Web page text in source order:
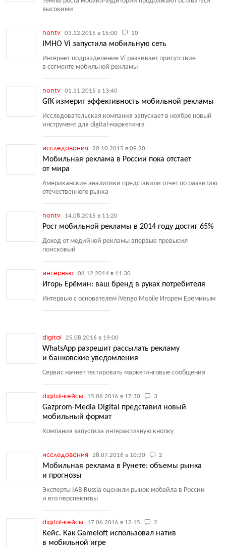
высокими
nontv 03.12.2015 в 15:00 10
IMHO Vi запустила мобильную сеть
Интернет-подразделение Vi развивает присутствие
в сегменте мобильной рекламы
nontv 01.11.2015 в 13:40
GfK измерит эффективность мобильной рекламы
Исследовательская компания запускает в ноябре новый
инструмент для digital-маркетинга
исследования 20.10.2015 в 09:20
Мобильная реклама в России пока отстает
от мира
Американские аналитики представили отчет по развитию
отечественного рынка
nontv 14.08.2015 в 11:20
Рост мобильной рекламы в 2014 году достиг 65%
Доход от медийной рекламы впервые превысил
поисковый
интервью 08.12.2014 в 11:30
Игорь Ерёмин: ваш бренд в руках потребителя
Интервью с основателем iVengo Mobile Игорем Ерёминым
digital 25.08.2016 в 19:00
WhatsApp разрешит рассылать рекламу
и банковские уведомления
Сервис начнет тестировать маркетинговые сообщения
digital-кейсы 15.08.2016 в 17:30 3
Gazprom-Media Digital представил новый
мобильный формат
Компания запустила интерактивную кнопку
исследования 28.07.2016 в 10:30 2
Мобильная реклама в Рунете: объемы рынка
и прогнозы
Эксперты IAB Russia оценили рынок мобайла в России
и его перспективы
digital-кейсы 17.06.2016 в 12:15 2
Кейс. Как Gameloft использовал натив
в мобильной игре